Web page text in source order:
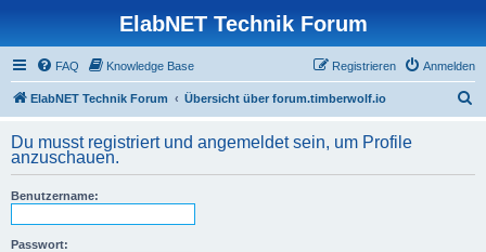
ElabNET Technik Forum
FAQ Knowledge Base Anmelden
Registrieren
ElabNET Technik Forum Übersicht über forum.timberwolf.io
h
Du musst registriert und angemeldet sein, um Profile
anzuschauen.
Benutzername:
Passwort: